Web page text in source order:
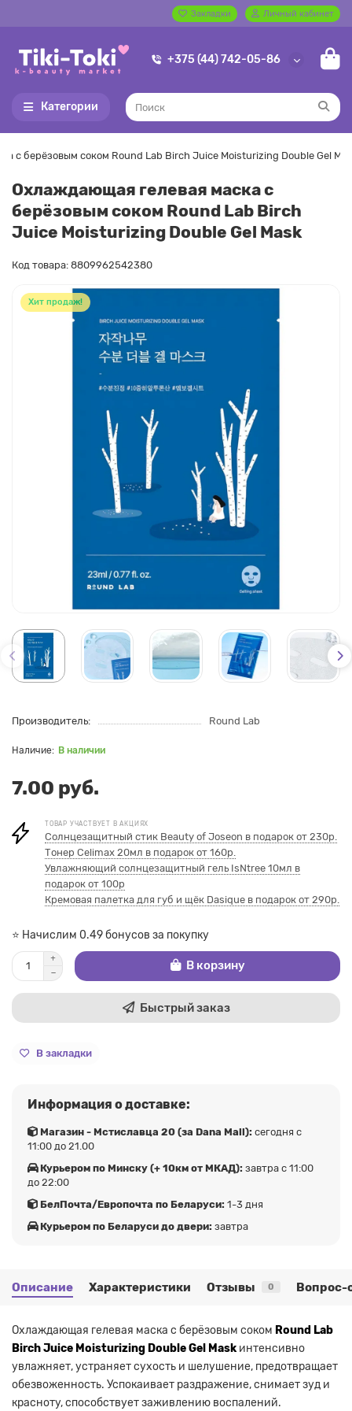
Закладки Личный кабинет
+375 (44) 742-05-86
Категории
с берёзовым соком Round Lab Birch Juice Moisturizing Double Gel
Охлаждающая гелевая маска с
берёзовым соком Round Lab Birch
Juice Moisturizing Double Gel Mask
Код товара: 8809962542380
Хит продаж!
Производитель: Round Lab
В наличии
7.00 руб.
ТОВАР УЧАСТВУЕТ В АКЦИЯХ
Солнцезащитный стик Beauty of Joseon в подарок от 230р.
Тонер Celimax 20мл в подарок от 160р.
Увлажняющий солнцезащитный гель IsNtree 10мл в
подарок от 100р
Кремовая палетка для губ и щёк Dasique в подарок от 290р.
⭐ Начислим 0.49 бонусов за покупку
В корзину
Быстрый заказ
В закладки
Информация о доставке:
Магазин - Мстиславца 20 (за Dana Mall): сегодня с
11:00 до 21.00
Курьером по Минску (+ 10км от МКАД): завтра с 11:00
до 22:00
БелПочта/Европочта по Беларуси: 1-3 дня
Курьером по Беларуси до двери: завтра
Описание Характеристики Отзывы 0 Вопрос-
Охлаждающая гелевая маска с берёзовым соком Round Lab
Birch Juice Moisturizing Double Gel Mask интенсивно
увлажняет, устраняет сухость и шелушение, предотвращает
обезвоженность. Успокаивает раздражение, снимает зуд и
красноту, способствует заживлению воспалений.